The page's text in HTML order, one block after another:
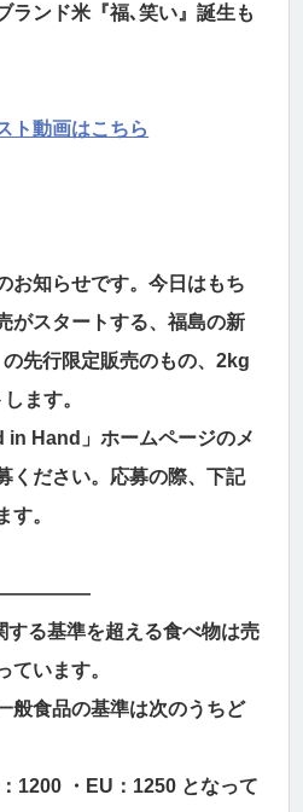
ランド米『福､笑い』誕生も
ト動画はこちら
お知らせです。今日はもち
がスタートする、福島の新
先行限定販売のもの、2kg
ます。
in Hand」ホームページのメ
ください。応募の際、下記
す。
する基準を超える食べ物は売
ています。
般食品の基準は次のうちど
1200 ・EU：1250 となって